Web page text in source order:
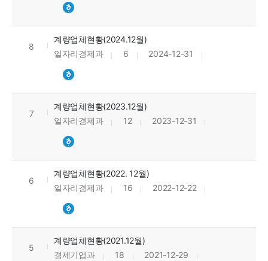
8
계량업체현황(2024.12월)
일자리경제과
6 2024-12-31
7
계량업체현황(2023.12월)
일자리경제과
12 2023-12-31
6
계량업체현황(2022. 12월)
일자리경제과
16 2022-12-22
5
계량업체현황(2021.12월)
경제기업과
18 2021-12-29